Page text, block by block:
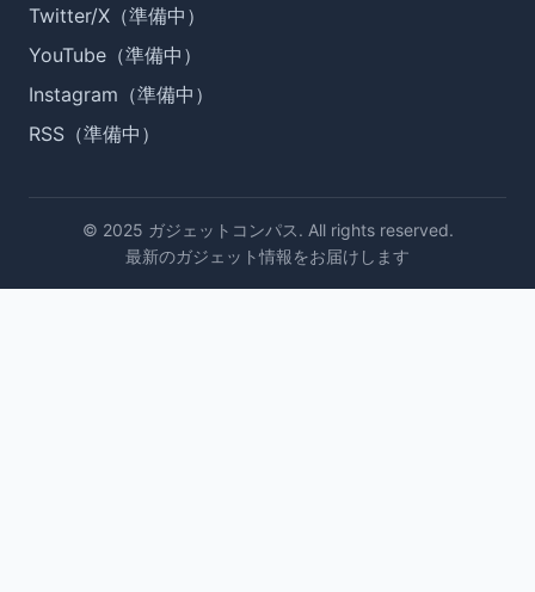
Twitter/X（準備中）
YouTube（準備中）
Instagram（準備中）
RSS（準備中）
© 2025 ガジェットコンパス. All rights reserved.
最新のガジェット情報をお届けします